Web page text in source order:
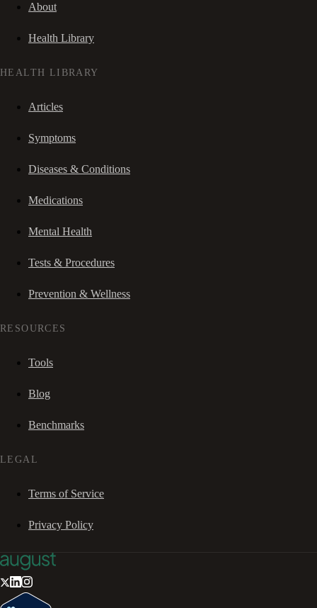
About
Health Library
HEALTH LIBRARY
Articles
Symptoms
Diseases & Conditions
Medications
Mental Health
Tests & Procedures
Prevention & Wellness
RESOURCES
Tools
Blog
Benchmarks
LEGAL
Terms of Service
Privacy Policy